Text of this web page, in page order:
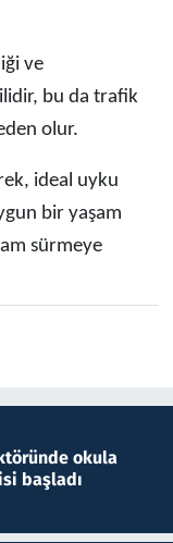
ve
bu da trafik
olur.
ideal uyku
bir yaşam
sürmeye
okula
başladı